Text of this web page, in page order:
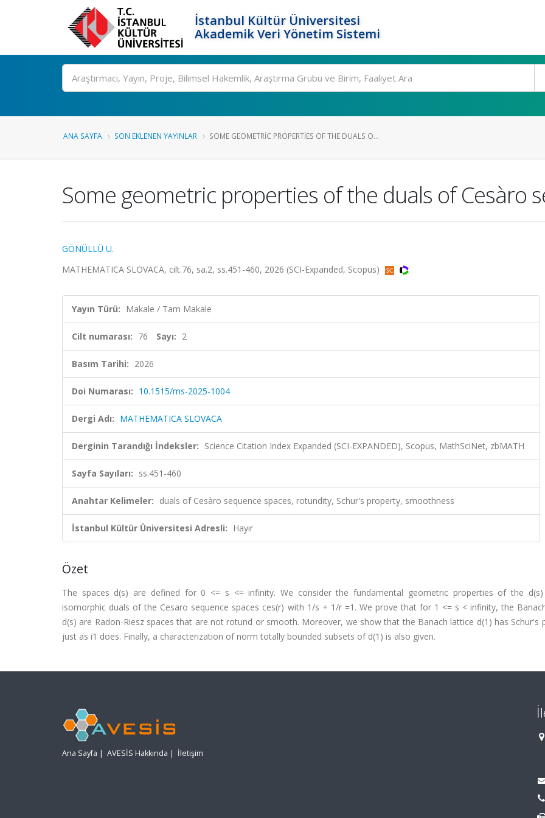
İstanbul Kültür Üniversitesi
Akademik Veri Yönetim Sistemi
Ara
ANA SAYFA SON EKLENEN YAYINLAR SOME GEOMETRIC PROPERTIES OF THE DUALS O...
Some geometric properties of the duals of Cesàro
GÖNÜLLÜ U.
MATHEMATICA SLOVACA, cilt.76, sa.2, ss.451-460, 2026 (SCI-Expanded, Scopus)
Yayın Türü: Makale / Tam Makale
Cilt numarası: 76 Sayı: 2
Basım Tarihi: 2026
Doi Numarası: 10.1515/ms-2025-1004
Dergi Adı: MATHEMATICA SLOVACA
Derginin Tarandığı İndeksler: Science Citation Index Expanded (SCI-EXPANDED), Scopus, MathSciNet, zbMATH
Sayfa Sayıları: ss.451-460
Anahtar Kelimeler: duals of Cesàro sequence spaces, rotundity, Schur's property, smoothness
İstanbul Kültür Üniversitesi Adresli: Hayır
Özet
The spaces d(s) are defined for 0 <= s <= infinity. We consider the fundamental geometric properties of the d(s)
isomorphic duals of the Cesaro sequence spaces ces(r) with 1/s + 1/r =1. We prove that for 1 <= s < infinity, the
d(s) are Radon-Riesz spaces that are not rotund or smooth. Moreover, we show that the Banach lattice d(1) has Schur's
just as i1 does. Finally, a characterization of norm totally bounded subsets of d(1) is also given.
Ana Sayfa | AVESİS Hakkında | İletişim